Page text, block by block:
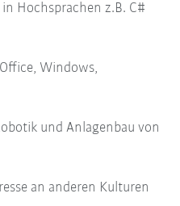
Hochsprachen z.B. C#
Windows,
und Anlagenbau von
an anderen Kulturen